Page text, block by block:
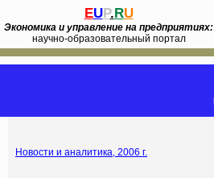
EUP.RU
Экономика и управление на предприятиях:
научно-образовательный портал
Новости и аналитика, 2006 г.